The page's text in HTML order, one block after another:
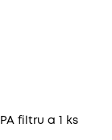
filtru a 1 ks